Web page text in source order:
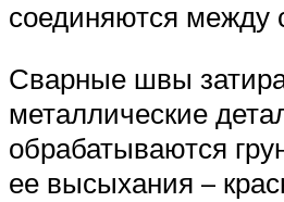
соединяются между
Сварные швы
металлические
обрабатываются
ее высыхания –